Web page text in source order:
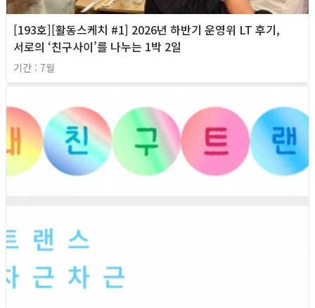
[193호][활동스케치 #1] 2026년 하반기 운영위 LT 후기,
서로의 ‘친구사이’를 나누는 1박 2일
기간 : 7월